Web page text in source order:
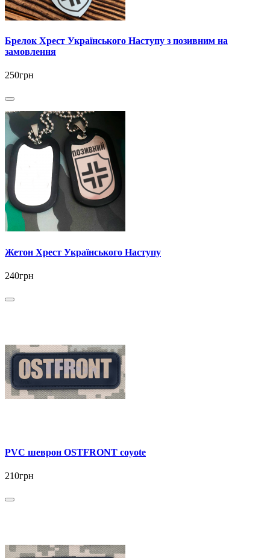
Брелок Хрест Українського Наступу з позивним на
замовлення
250грн
Жетон Хрест Українського Наступу
240грн
PVC шеврон OSTFRONT coyote
210грн